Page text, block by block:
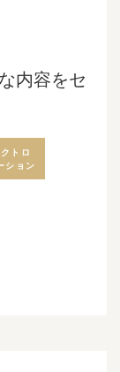
内容をセ
トロ
ション